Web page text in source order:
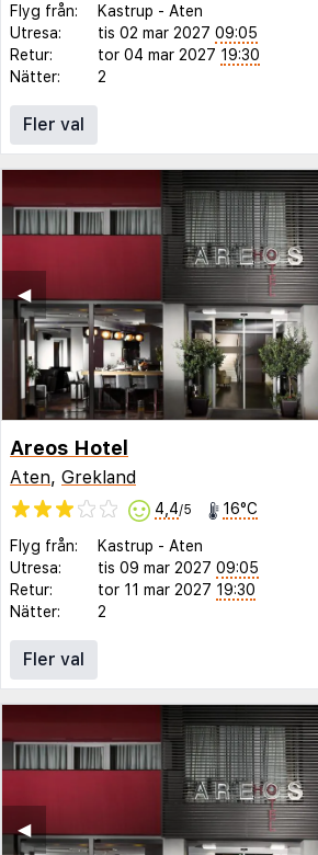
Flyg från: Kastrup - Aten
Utresa:
tis 02 mar 2027 09:05
Retur:
tor 04 mar 2027 19:30
Nätter:
2
Fler val
◀︎
Areos Hotel
Aten, Grekland
4,4/5 16°C
Flyg från: Kastrup - Aten
Utresa:
tis 09 mar 2027 09:05
Retur:
tor 11 mar 2027 19:30
Nätter:
2
Fler val
◀︎